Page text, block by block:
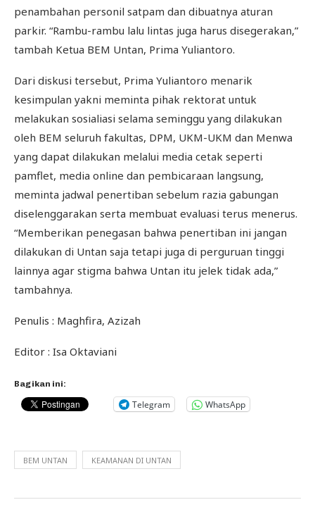
penambahan personil satpam dan dibuatnya aturan
parkir. “Rambu-rambu lalu lintas juga harus disegerakan,”
tambah Ketua BEM Untan, Prima Yuliantoro.
Dari diskusi tersebut, Prima Yuliantoro menarik
kesimpulan yakni meminta pihak rektorat untuk
melakukan sosialiasi selama seminggu yang dilakukan
oleh BEM seluruh fakultas, DPM, UKM-UKM dan Menwa
yang dapat dilakukan melalui media cetak seperti
pamflet, media online dan pembicaraan langsung,
meminta jadwal penertiban sebelum razia gabungan
diselenggarakan serta membuat evaluasi terus menerus.
“Memberikan penegasan bahwa penertiban ini jangan
dilakukan di Untan saja tetapi juga di perguruan tinggi
lainnya agar stigma bahwa Untan itu jelek tidak ada,”
tambahnya.
Penulis : Maghfira, Azizah
Editor : Isa Oktaviani
Bagikan ini:
Telegram WhatsApp
BEM UNTAN KEAMANAN DI UNTAN